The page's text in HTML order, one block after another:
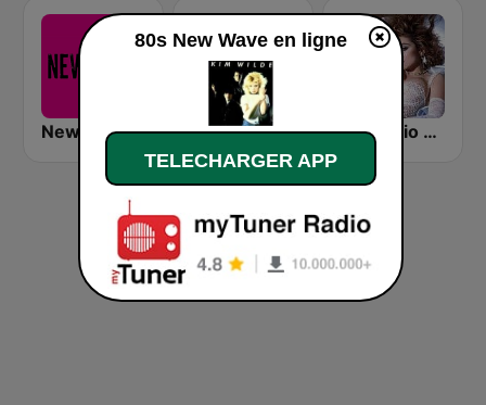
New Wave and Post Punk 80s DRIVE GotRadio - 80s
80s New Wave en ligne
TELECHARGER APP